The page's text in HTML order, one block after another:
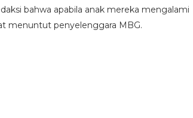
bahwa apabila anak mereka mengalami
menuntut penyelenggara MBG.